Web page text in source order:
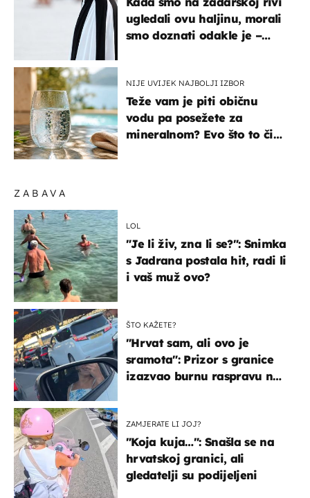
ZABAVA
LOL
"Je li živ, zna li se?": Snimka
s Jadrana postala hit, radi li
i vaš muž ovo?
ŠTO KAŽETE?
"Hrvat sam, ali ovo je
sramota": Prizor s granice
izazvao burnu raspravu na
ZAMJERATE LI JOJ?
"Koja kuja…": Snašla se na
hrvatskoj granici, ali
gledatelji su podijeljeni
ugledali ovu haljinu, morali
smo doznati odakle je –
NIJE UVIJEK NAJBOLJI IZBOR
Teže vam je piti običnu
vodu pa posežete za
mineralnom? Evo što to čini